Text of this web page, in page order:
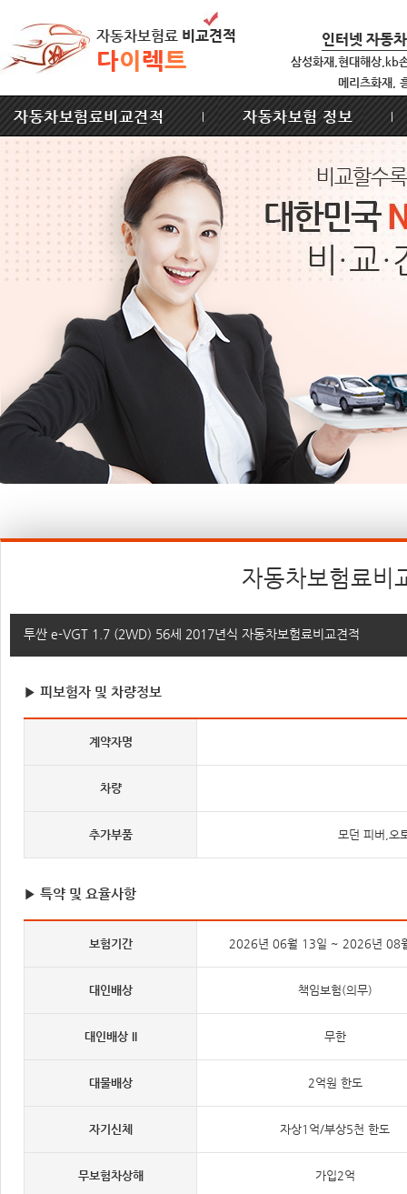
자동차보험료 비교견적
다이 렉트
인터넷 자동
삼성화재,현대해상,kb
메리츠화재,
자동차보험료비교견적 자동차보험 정보 |
자동차보험료비
투싼 e-VGT 1.7 (2WD) 56세 2017년식 자동차보험료비교견적
▶ 피보험자 및 차량정보
계약자명
차량
추가부품 모던 피버,오
▶ 특약 및 요율사항
보험기간 2026년 06월 13일 ~ 2026년 08
대인배상 책임보험(의무)
대인배상 II 무한
대물배상 2억원 한도
자기신체 자상1억/부상5천 한도
무보험차상해 가입2억